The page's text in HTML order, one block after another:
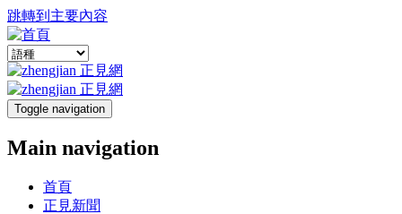
跳轉到主要內容
Toggle navigation
Main navigation
首頁
正見新聞